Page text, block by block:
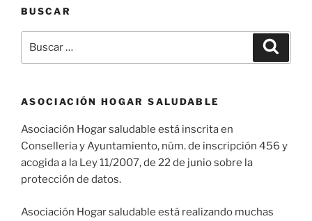
BUSCAR
por:
ASOCIACIÓN HOGAR SALUDABLE
Asociación Hogar saludable está inscrita en
Conselleria y Ayuntamiento, núm. de inscripción 456 y
acogida a la Ley 11/2007, de 22 de junio sobre la
protección de datos.
Asociación Hogar saludable está realizando muchas